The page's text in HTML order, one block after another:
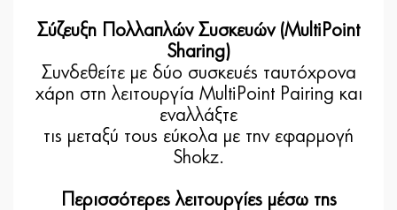
Σύζευξη Πολλαπλών Συσκευών (MultiPoint
Sharing)
Συνδεθείτε με δύο συσκευές ταυτόχρονα
χάρη στη λειτουργία MultiPoint Pairing και
εναλλάξτε
τις μεταξύ τους εύκολα με την εφαρμογή
Shokz.
Περισσότερες λειτουργίες μέσω της